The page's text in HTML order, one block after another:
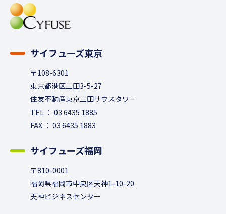
サイフューズ東京
〒108-6301
東京都港区三田3-5-27
住友不動産東京三田サウスタワー
TEL ： 03 6435 1885
FAX ： 03 6435 1883
サイフューズ福岡
〒810-0001
福岡県福岡市中央区天神1-10-20
天神ビジネスセンター